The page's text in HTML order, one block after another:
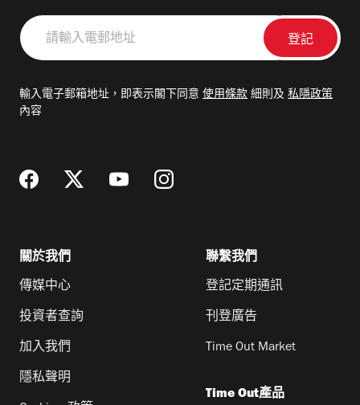
請
輸
郵
輸入電子郵箱地址，即表示閣下同意 使用條款 細則及 私隱政策
內容
關於我們
傳媒中心
投資者查詢
加入我們
隱私聲明
聯繫我們
登記定期通訊
刊登廣告
Time Out Market
Time Out產品